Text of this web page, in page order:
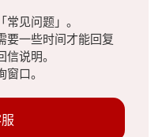
见问题」。
要一些时间才能回复
说明。
口。